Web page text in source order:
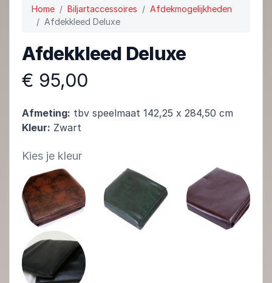
Home Biljartaccessoires
Afdekmogelijkheden
Afdekkleed Deluxe
Afdekkleed Deluxe
€ 95,00
Afmeting: tbv speelmaat 142,25 x 284,50 cm
Kleur: Zwart
Kies je kleur